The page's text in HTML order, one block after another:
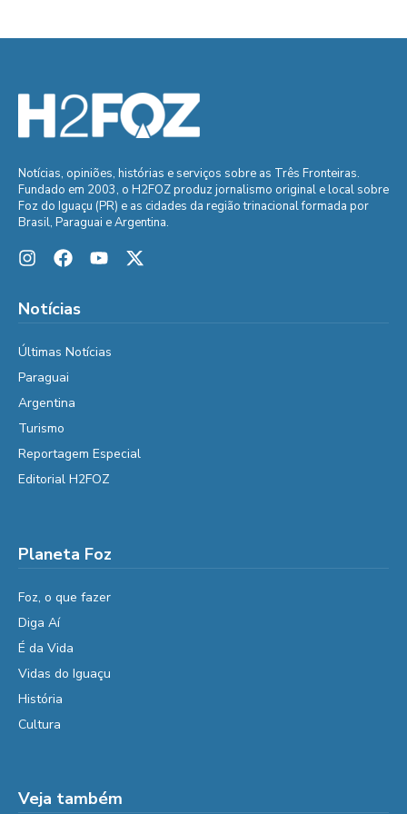
Notícias, opiniões, histórias e serviços sobre as Três Fronteiras.
Fundado em 2003, o H2FOZ produz jornalismo original e local sobre
Foz do Iguaçu (PR) e as cidades da região trinacional formada por
Brasil, Paraguai e Argentina.
Notícias
Últimas Notícias
Paraguai
Argentina
Turismo
Reportagem Especial
Editorial H2FOZ
Planeta Foz
Foz, o que fazer
Diga Aí
É da Vida
Vidas do Iguaçu
História
Cultura
Veja também